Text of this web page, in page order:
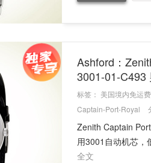
Ashford：
3001-01-
标签： 美国境内免运费
Captain-Port-Royal
Zenith Captain
用3001自动机芯，
全文